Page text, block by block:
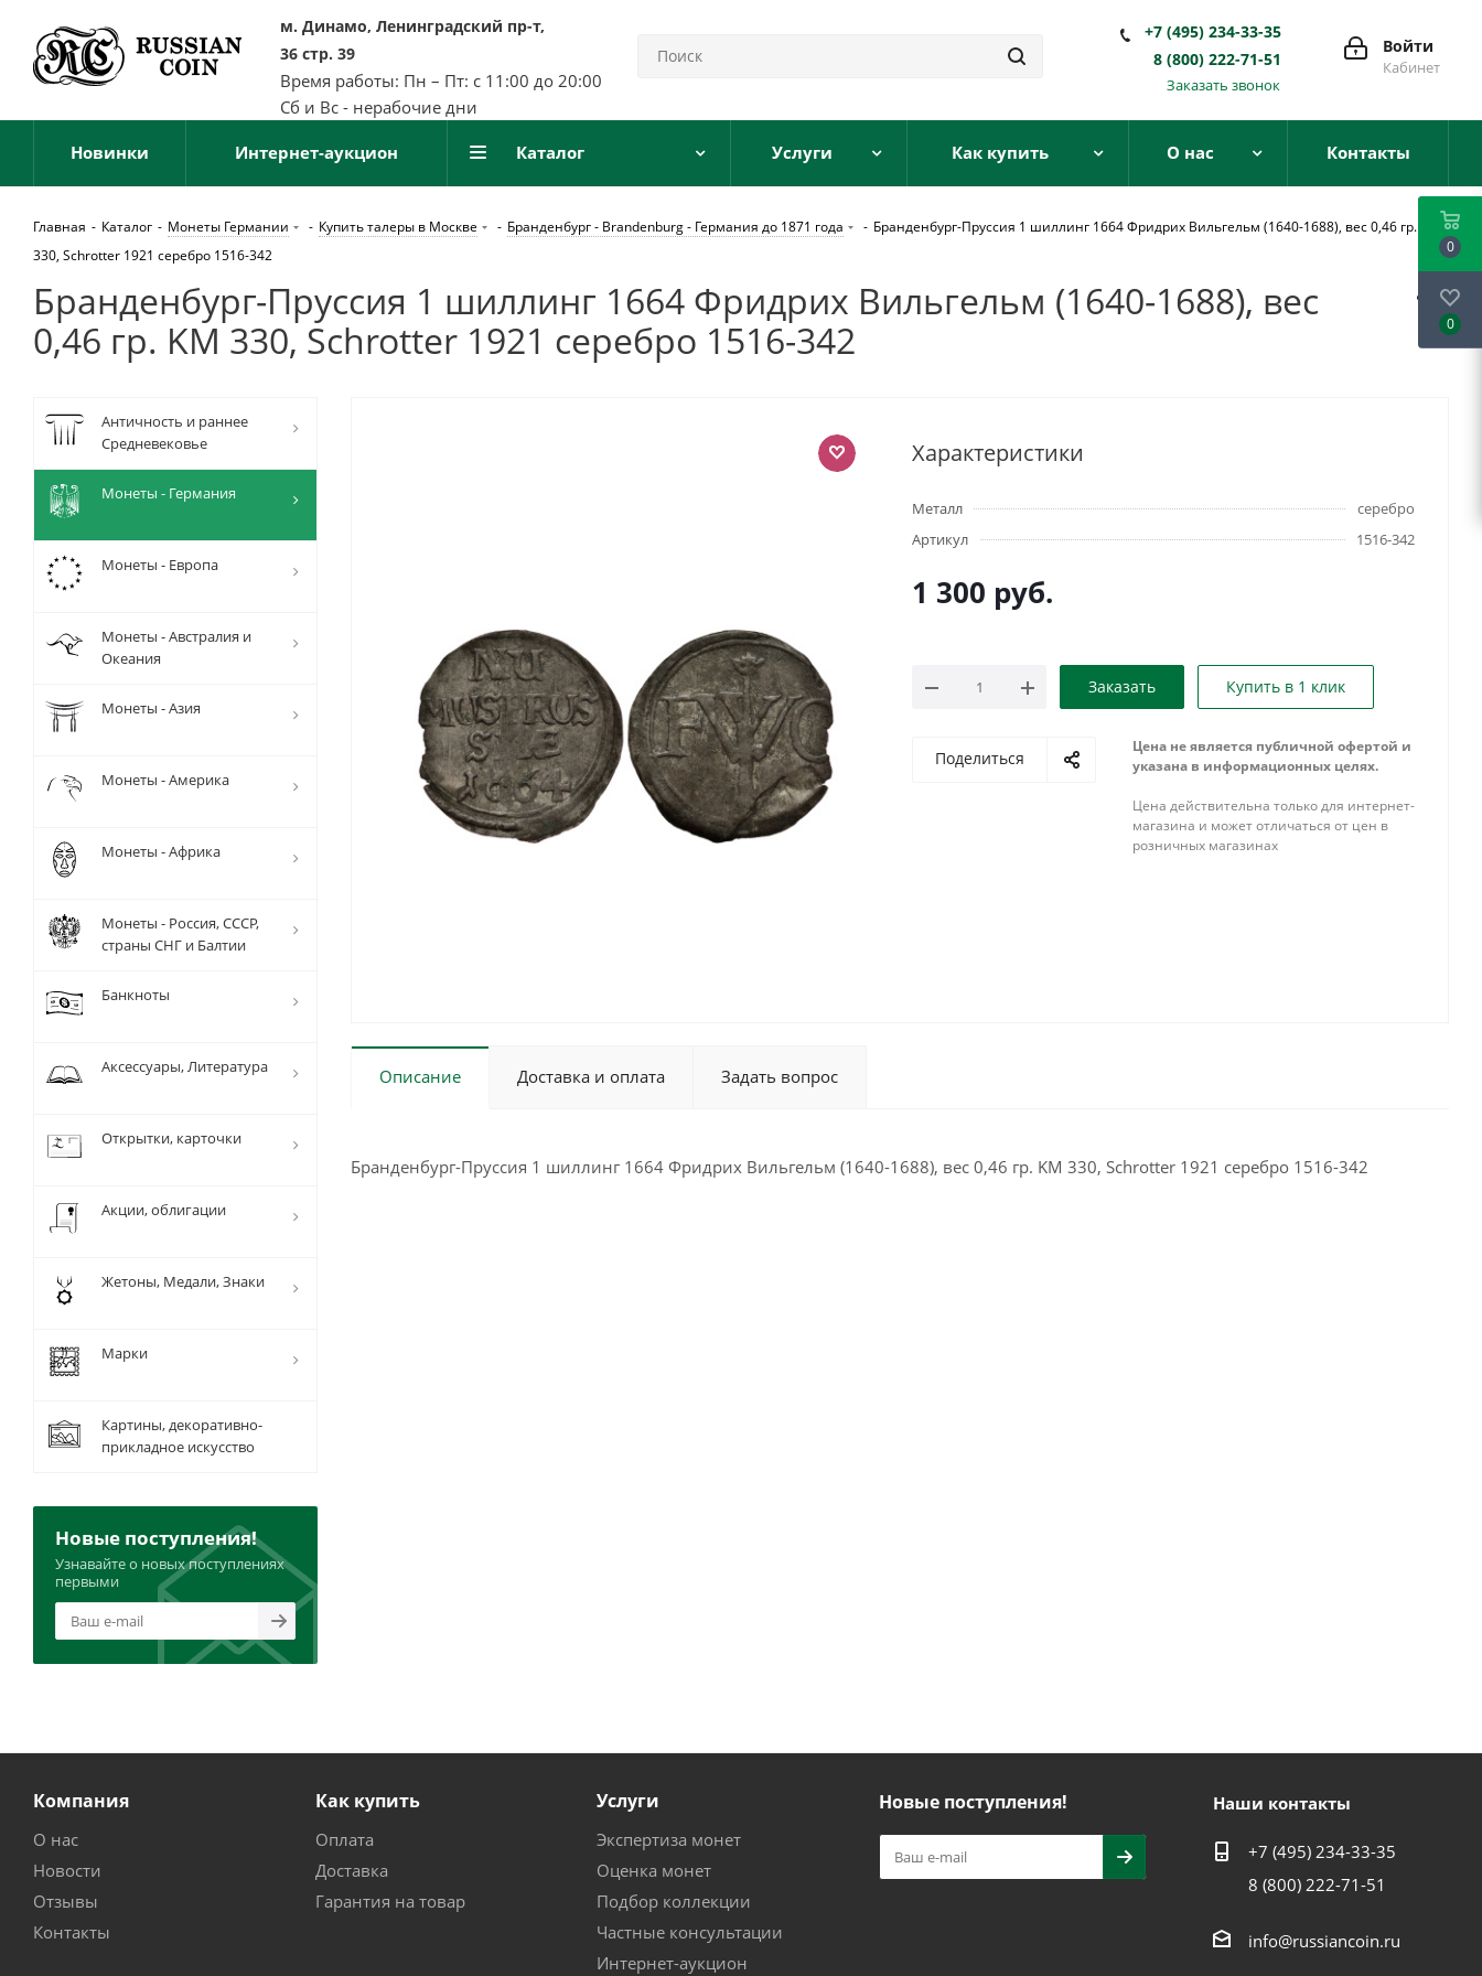
м. Динамо, Ленинградский пр-т,
36 стр. 39
Время работы: Пн – Пт: с 11:00 до 20:00
Сб и Вс - нерабочие дни
Войти
Кабинет
+7 (495) 234-33-35
8 (800) 222-71-51
Заказать звонок
Новинки Интернет-аукцион Каталог Услуги Как купить О нас Контакты
Главная - Каталог - Монеты Германии - Купить талеры в Москве - Бранденбург - Brandenburg - Германия до 1871 года - Бранденбург-Пруссия 1 шиллинг 1664 Фридрих Вильгельм (1640-1688), вес 0,46 гр. KM
330, Schrotter 1921 серебро 1516-342
Бранденбург-Пруссия 1 шиллинг 1664 Фридрих Вильгельм (1640-1688), вес
0,46 гр. KM 330, Schrotter 1921 серебро 1516-342
Характеристики
Металл
серебро
Артикул
1516-342
1 300 руб.
Заказать Купить в 1 клик
Поделиться
Цена не является публичной офертой и
указана в информационных целях.
Цена действительна только для интернет-
магазина и может отличаться от цен в
розничных магазинах
Описание Доставка и оплата Задать вопрос
Бранденбург-Пруссия 1 шиллинг 1664 Фридрих Вильгельм (1640-1688), вес 0,46 гр. KM 330, Schrotter 1921 серебро 1516-342
Античность и раннее
Средневековье
Монеты - Германия
Монеты - Европа
Монеты - Австралия и
Океания
Монеты - Азия
Монеты - Америка
Монеты - Африка
Монеты - Россия, СССР,
страны СНГ и Балтии
Банкноты
Аксессуары, Литература
Открытки, карточки
Акции, облигации
Жетоны, Медали, Знаки
Марки
Картины, декоративно-
прикладное искусство
Новые поступления!
Узнавайте о новых поступлениях
первыми
Компания
О нас
Новости
Отзывы
Контакты
Как купить
Оплата
Доставка
Гарантия на товар
Услуги
Экспертиза монет
Оценка монет
Подбор коллекции
Частные консультации
Интернет-аукцион
Новые поступления! Наши контакты
+7 (495) 234-33-35
8 (800) 222-71-51
info@russiancoin.ru
0
0